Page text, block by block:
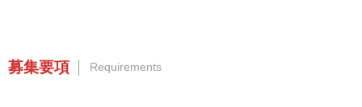
募集要項 Requirements